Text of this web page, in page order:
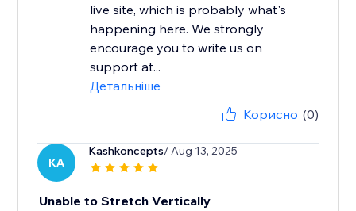
live site, which is probably what's
happening here. We strongly
encourage you to write us on
support at...
Детальніше
Корисно (0)
KA
Kashkoncepts/ Aug 13, 2025
Unable to Stretch Vertically